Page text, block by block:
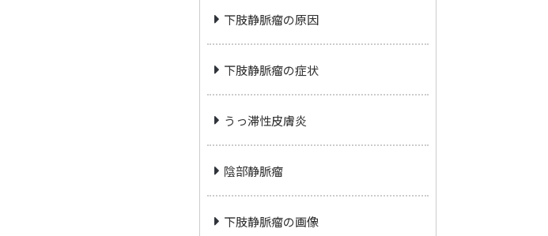
下肢静脈瘤の原因
下肢静脈瘤の症状
うっ滞性皮膚炎
陰部静脈瘤
下肢静脈瘤の画像